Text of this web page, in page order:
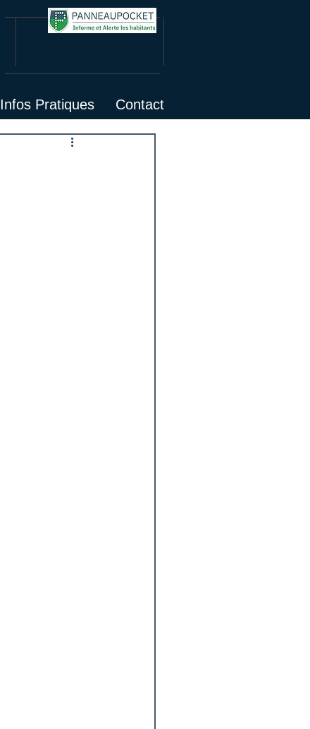
Infos Pratiques Contact